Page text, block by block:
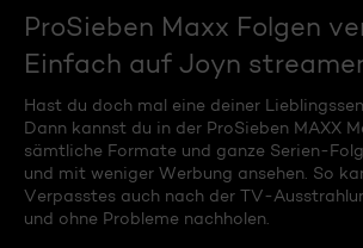
ProSieben Maxx Folgen
Einfach auf Joyn
Hast du doch mal eine deiner
Dann kannst du in der ProSieben MAXX
sämtliche Formate und ganze Serien-
und mit weniger Werbung ansehen. So
Verpasstes auch nach der TV-
und ohne Probleme nachholen.